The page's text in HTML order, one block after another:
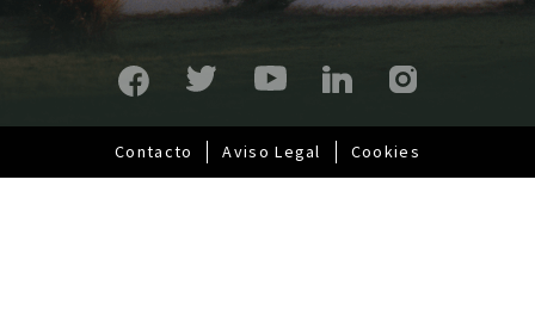
p
a
l
Pie
Contacto Aviso Legal Cookies